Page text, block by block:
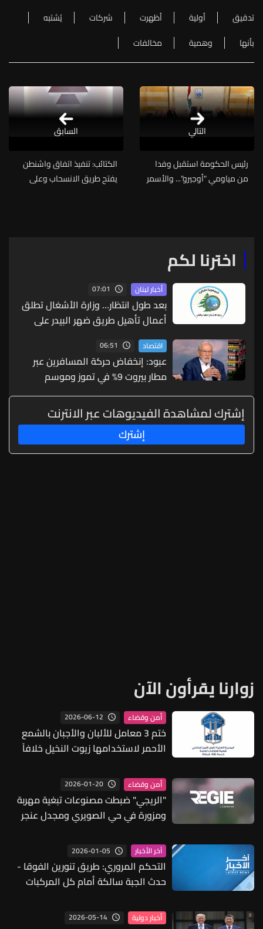
تدقيق
أولية أظهرت شركات
يُشتبه
بأنها
وهمية مخالفات
التالي
رئيس الحكومة استقبل وفدا
من مياومي "أوجيرو"... والأسمر
الكتائب: تنفيذ اتفاق واشنطن
يفتح طريق الانسحاب وعلى
السابق
اخترنا لكم
أخبار لبنان 07:01
بعد طول انتظار… وزارة الأشغال تطلق
أعمال تأهيل طريق ضهر البيدر على
امتداد 17 كلم
اقتصاد 06:51
عبود: إنخفاض حركة المسافرين عبر
مطار بيروت 9% في تموز وموسم
الصيف دون مستويات 2025
إشترك لمشاهدة الفيديوهات عبر الانترنت
إشترك
زوارنا يقرأون الآن
أمن وقضاء 2026-06-12
ختم 3 معامل للألبان والأجبان بالشمع
الأحمر لاستخدامها زيوت النخيل خلافاً
أمن وقضاء 2026-01-20
"الريجي" ضبطت مصنوعات تبغية مهربة
ومزورة في حي الصويري ومجدل عنجر
آخر الأخبار 2026-01-05
التحكم المروري: طريق تنورين الفوقا -
حدث الجبة سالكة أمام كل المركبات
أخبار دولية 2026-05-14